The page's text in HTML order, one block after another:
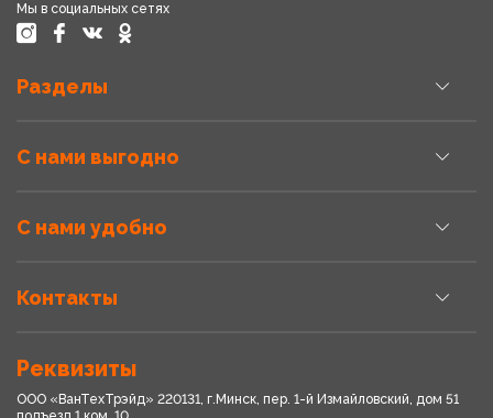
Мы в социальных сетях
Разделы
С нами выгодно
С нами удобно
Контакты
Реквизиты
ООО «ВанТехТрэйд» 220131, г.Минск, пер. 1-й Измайловский, дом 51